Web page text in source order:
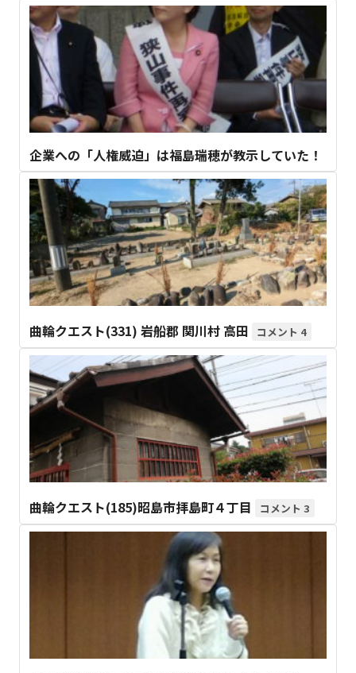
企業への「人権威迫」は福島瑞穂が教示していた！
曲輪クエスト(331) 岩船郡 関川村 高田 4
曲輪クエスト(185)昭島市拝島町４丁目 3